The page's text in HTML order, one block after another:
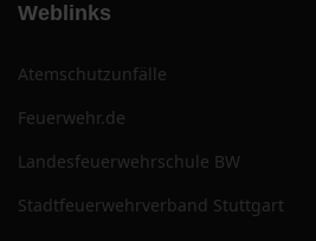
Weblinks
Atemschutzunfälle
Feuerwehr.de
Landesfeuerwehrschule BW
Stadtfeuerwehrverband Stuttgart